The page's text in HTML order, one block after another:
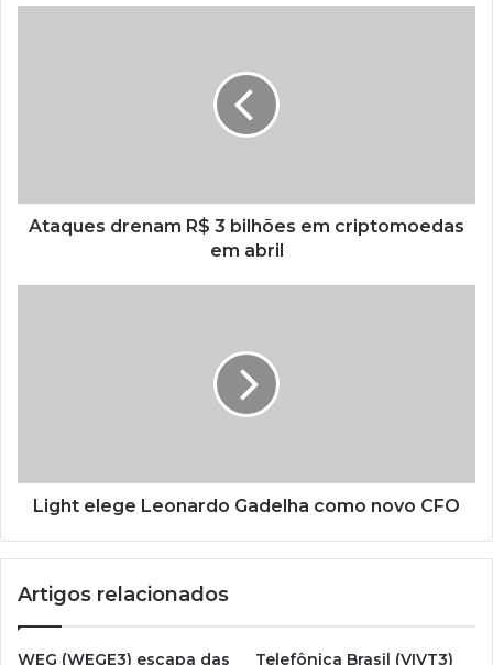
Ataques drenam R$ 3 bilhões em criptomoedas
em abril
Light elege Leonardo Gadelha como novo CFO
Artigos relacionados
WEG (WEGE3) escapa das Telefônica Brasil (VIVT3)